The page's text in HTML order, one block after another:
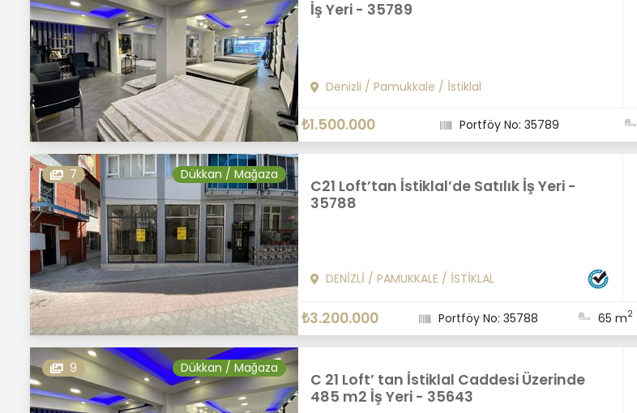
İş Yeri - 35789
Denizli / Pamukkale / İstiklal
₺1.500.000 Portföy No: 35789
7 Dükkan / Mağaza
C21 Loft’tan İstiklal’de Satılık İş Yeri -
35788
DENİZLİ / PAMUKKALE / İSTİKLAL
₺3.200.000 Portföy No: 35788 65 m2
9 Dükkan / Mağaza
C 21 Loft’ tan İstiklal Caddesi Üzerinde
485 m2 İş Yeri - 35643